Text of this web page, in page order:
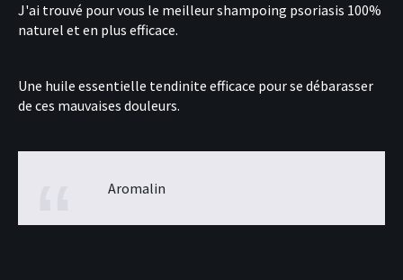
J'ai trouvé pour vous le meilleur shampoing psoriasis 100%
naturel et en plus efficace.
Une huile essentielle tendinite efficace pour se débarasser
de ces mauvaises douleurs.
Aromalin